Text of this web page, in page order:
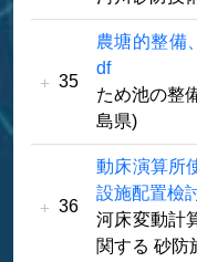
35
農塘的整備
df
ため池の整
島県)
36
動床演算所
設施配置檢
河床変動計
関する 砂防